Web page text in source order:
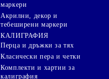
маркери
Акрилни, декор и
тебеширени маркери
КАЛИГРАФИЯ
Перца и дръжки за тях
Класически пера и четки
Комплекти и хартии за
калиграфия